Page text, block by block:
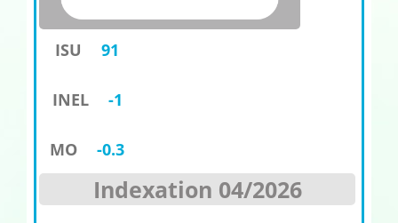
ISU 91
INEL -1
MO -0.3
Indexation 04/2026